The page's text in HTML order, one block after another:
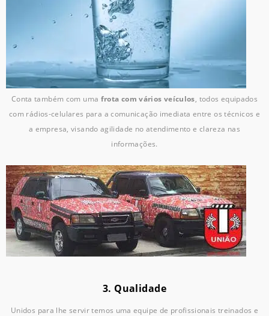
Conta também com uma frota com vários veículos, todos equipados
com rádios-celulares para a comunicação imediata entre os técnicos e
a empresa, visando agilidade no atendimento e clareza nas
informações.
3. Qualidade
Unidos para lhe servir temos uma equipe de profissionais treinados e